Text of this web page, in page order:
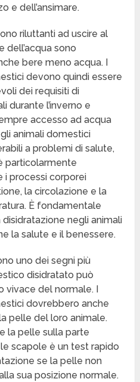
e dell’ansimare.
riluttanti ad uscire al
sono
bere meno acqua. I
devono quindi essere
dei requisiti di
durante l’inverno e
accesso ad acqua
animali domestici
a problemi di salute,
particolarmente
i processi corporei
la circolazione e la
È fondamentale
negli animali
la salute e il benessere.
uno dei segni più
disidratato può
del normale. I
dovrebbero anche
pelle del loro animale.
la pelle sulla parte
scapole è un test rapido
se la pelle non
sua posizione normale.